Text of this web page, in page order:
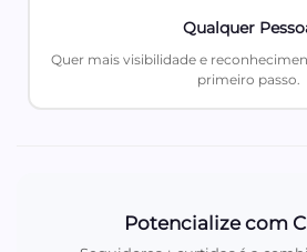
Qualquer
Quer mais visibilidade e
primeiro passo.
Potencialize com